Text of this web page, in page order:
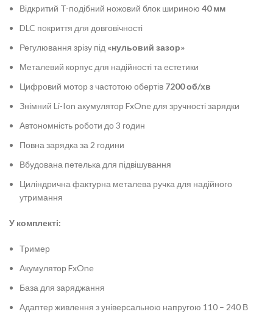
Відкритий T-подібний ножовий блок шириною 40 мм
DLC покриття для довговічності
Регулювання зрізу під «нульовий зазор»
Металевий корпус для надійності та естетики
Цифровий мотор з частотою обертів 7200 об/хв
Знімний Li-Ion акумулятор FxOne для зручності зарядки
Автономність роботи до 3 годин
Повна зарядка за 2 години
Вбудована петелька для підвішування
Циліндрична фактурна металева ручка для надійного
утримання
У комплекті:
Тример
Акумулятор FxOne
База для заряджання
Адаптер живлення з універсальною напругою 110 – 240 В